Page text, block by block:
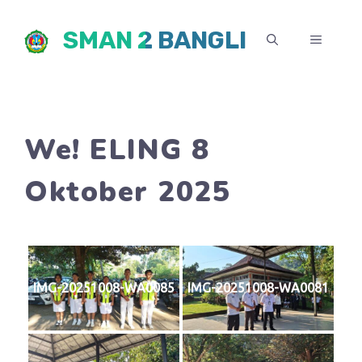
SMAN 2 BANGLI MENU
We! ELING 8
Oktober 2025
IMG-20251008-WA0085 IMG-20251008-WA0081